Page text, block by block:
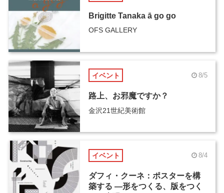
Brigitte Tanaka ā go go
OFS GALLERY
イベント 8/5
路上、お邪魔ですか？
金沢21世紀美術館
イベント 8/4
ダフィ・クーネ：ポスターを構
築する ―形をつくる、版をつく